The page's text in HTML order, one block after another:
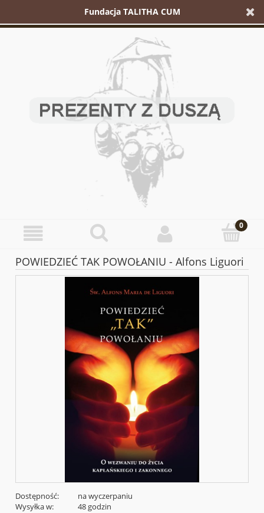
Fundacja TALITHA CUM
POWIEDZIEĆ TAK POWOŁANIU - Alfons Liguori
Dostępność:
na wyczerpaniu
Wysyłka w:
48 godzin